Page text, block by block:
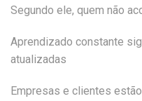
Segundo ele, quem não
Aprendizado constante
atualizadas
Empresas e clientes